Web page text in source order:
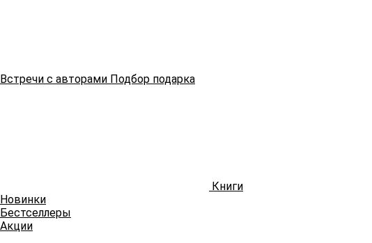
Встречи с авторами Подбор подарка
Книги
Новинки
Бестселлеры
Акции